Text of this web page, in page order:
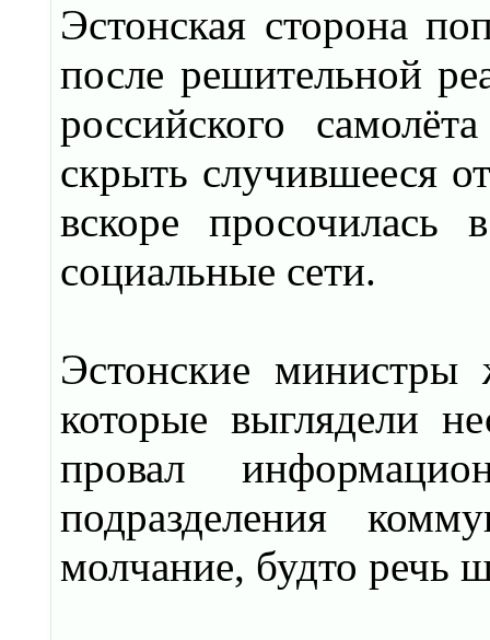
Эстонская сторона
после решительной
российского
скрыть случившееся
вскоре просочилась
социальные сети.
Эстонские министры
которые выглядели
провал
подразделения
молчание, будто речь